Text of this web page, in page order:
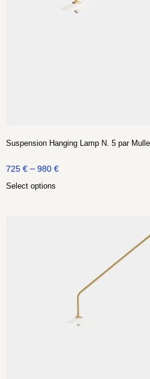
Suspension Hanging Lamp N. 5 par
725 € – 980 €
Select options